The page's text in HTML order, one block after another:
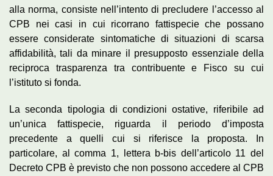
alla norma, consiste nell’intento di precludere l’accesso al
CPB nei casi in cui ricorrano fattispecie che possano
essere considerate sintomatiche di situazioni di scarsa
affidabilità, tali da minare il presupposto essenziale della
reciproca trasparenza tra contribuente e Fisco su cui
l’istituto si fonda.
La seconda tipologia di condizioni ostative, riferibile ad
un’unica fattispecie, riguarda il periodo d’imposta
precedente a quelli cui si riferisce la proposta. In
particolare, al comma 1, lettera b-bis dell’articolo 11 del
Decreto CPB è previsto che non possono accedere al CPB